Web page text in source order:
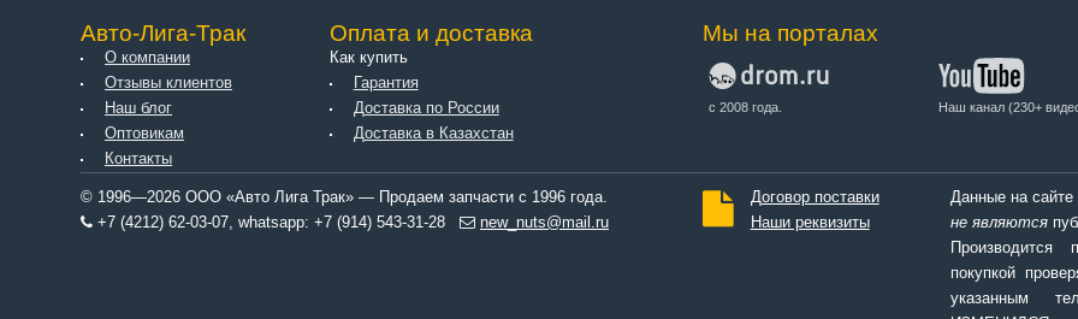
Авто-Лига-Трак
О компании
Отзывы клиентов
Наш блог
Оптовикам
Контакты
Оплата и доставка
Как купить
Гарантия
Доставка по России
Доставка в Казахстан
Мы на порталах
с 2008 года. Наш канал (230+
© 1996—2026 ООО «Авто Лига Трак» — Продаем запчасти с 1996 года.
+7 (4212) 62-03-07, whatsapp: +7 (914) 543-31-28
new_nuts@mail.ru
Договор поставки
Наши реквизиты
Данные на сайте
не являются
Производится
покупкой
указанным